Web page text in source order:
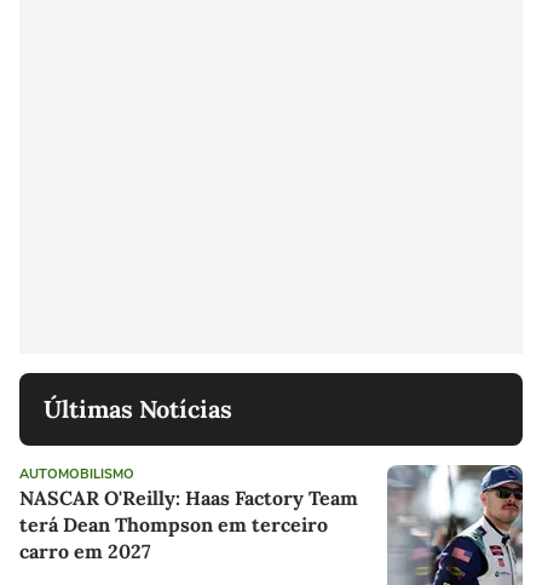
Últimas Notícias
AUTOMOBILISMO
NASCAR O'Reilly: Haas Factory Team
terá Dean Thompson em terceiro
carro em 2027